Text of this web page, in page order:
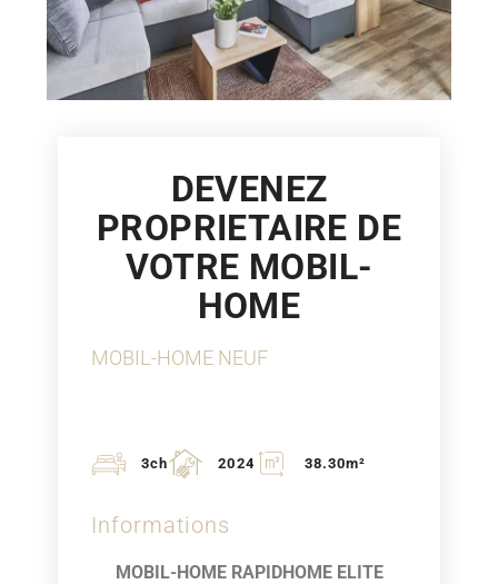
DEVENEZ
PROPRIETAIRE DE
VOTRE MOBIL-
HOME
MOBIL-HOME NEUF
3ch 2024 38.30m²
Informations
MOBIL-HOME RAPIDHOME ELITE